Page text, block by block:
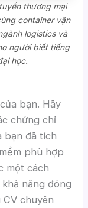
thương mại
container vận
logistics và
người biết tiếng
học.
bạn. Hãy
chứng chỉ
bạn đã tích
phù hợp
một cách
năng đóng
chuyên